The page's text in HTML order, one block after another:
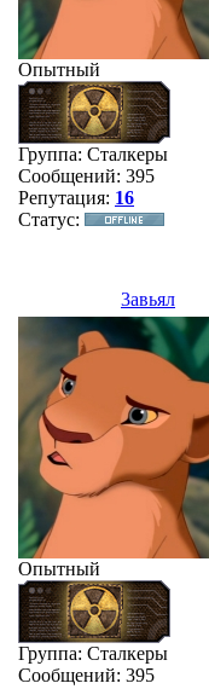
Опытный
Группа: Сталкеры
Сообщений: 395
Репутация: 16
Статус:
3авьял
Опытный
Группа: Сталкеры
Сообщений: 395